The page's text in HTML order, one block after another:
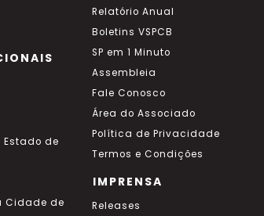
Estado de
Cidade de
Relatório Anual
Boletins VSPCB
SP em 1 Minuto
Assembleia
Fale Conosco
Área do Associado
Política de Privacidade
Termos e Condições
IMPRENSA
Releases